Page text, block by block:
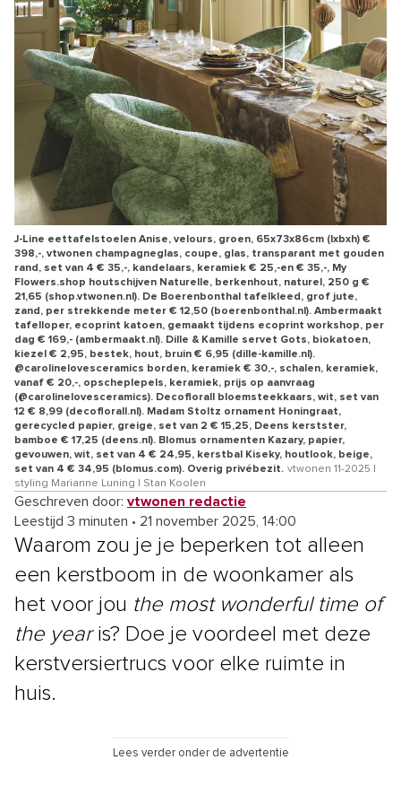
J-Line eettafelstoelen Anise, velours, groen, 65x73x86cm (lxbxh) €
398,-, vtwonen champagneglas, coupe, glas, transparant met gouden
rand, set van 4 € 35,-, kandelaars, keramiek € 25,-en € 35,-, My
Flowers.shop houtschijven Naturelle, berkenhout, naturel, 250 g €
21,65 (shop.vtwonen.nl). De Boerenbonthal tafelkleed, grof jute,
zand, per strekkende meter € 12,50 (boerenbonthal.nl). Ambermaakt
tafelloper, ecoprint katoen, gemaakt tijdens ecoprint workshop, per
dag € 169,- (ambermaakt.nl). Dille & Kamille servet Gots, biokatoen,
kiezel € 2,95, bestek, hout, bruin € 6,95 (dille-kamille.nl).
@carolinelovesceramics borden, keramiek € 30,-, schalen, keramiek,
vanaf € 20,-, opscheplepels, keramiek, prijs op aanvraag
(@carolinelovesceramics). Decoflorall bloemsteekkaars, wit, set van
12 € 8,99 (decoflorall.nl). Madam Stoltz ornament Honingraat,
gerecycled papier, greige, set van 2 € 15,25, Deens kerstster,
bamboe € 17,25 (deens.nl). Blomus ornamenten Kazary, papier,
gevouwen, wit, set van 4 € 24,95, kerstbal Kiseky, houtlook, beige,
set van 4 € 34,95 (blomus.com). Overig privébezit. vtwonen 11-2025 |
styling Marianne Luning | Stan Koolen
Geschreven door: vtwonen redactie
Leestijd 3 minuten • 21 november 2025, 14:00
Waarom zou je je beperken tot alleen
een kerstboom in de woonkamer als
het voor jou the most wonderful time of
the yearis? Doe je voordeel met deze
kerstversiertrucs voor elke ruimte in
huis.
Lees verder onder de advertentie